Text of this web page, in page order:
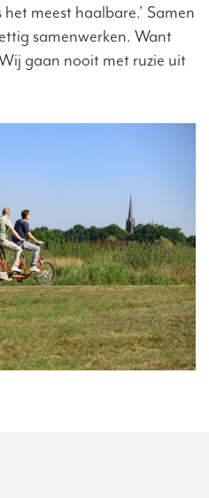
meest haalbare.’ Samen
samenwerken. Want
gaan nooit met ruzie uit